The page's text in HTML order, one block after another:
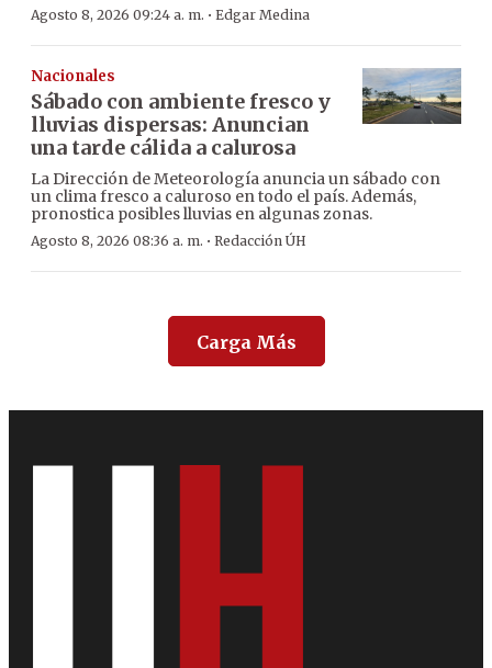
Agosto 8, 2026 09:24 a. m. · Edgar Medina
Nacionales
Sábado con ambiente fresco y
lluvias dispersas: Anuncian
una tarde cálida a calurosa
La Dirección de Meteorología anuncia un sábado con
un clima fresco a caluroso en todo el país. Además,
pronostica posibles lluvias en algunas zonas.
Agosto 8, 2026 08:36 a. m. · Redacción ÚH
Carga Más